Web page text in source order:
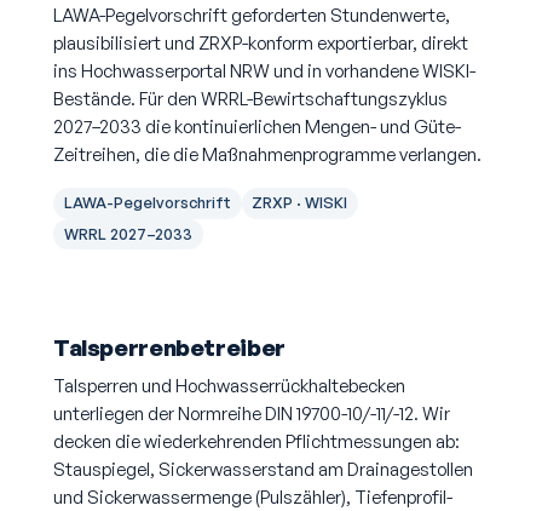
LAWA-Pegelvorschrift geforderten Stundenwerte,
plausibilisiert und ZRXP-konform exportierbar, direkt
ins Hochwasserportal NRW und in vorhandene WISKI-
Bestände. Für den WRRL-Bewirtschaftungszyklus
2027–2033 die kontinuierlichen Mengen- und Güte-
Zeitreihen, die die Maßnahmenprogramme verlangen.
LAWA-Pegelvorschrift
ZRXP · WISKI
WRRL 2027–2033
Talsperrenbetreiber
Talsperren und Hochwasserrückhaltebecken
unterliegen der Normreihe DIN 19700-10/-11/-12. Wir
decken die wiederkehrenden Pflichtmessungen ab:
Stauspiegel, Sickerwasserstand am Drainagestollen
und Sickerwassermenge (Pulszähler), Tiefenprofil-